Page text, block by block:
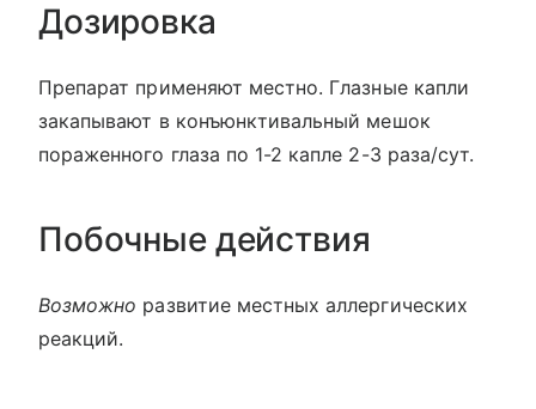
Дозировка
Препарат применяют местно. Глазные капли
закапывают в конъюнктивальный мешок
пораженного глаза по 1-2 капле 2-3 раза/сут.
Побочные действия
Возможно развитие местных аллергических
реакций.